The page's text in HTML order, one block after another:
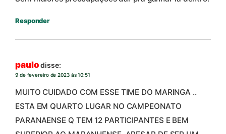
Responder
paulo disse:
9 de fevereiro de 2023 às 10:51
MUITO CUIDADO COM ESSE TIME DO MARINGA ..
ESTA EM QUARTO LUGAR NO CAMPEONATO
PARANAENSE Q TEM 12 PARTICIPANTES E BEM